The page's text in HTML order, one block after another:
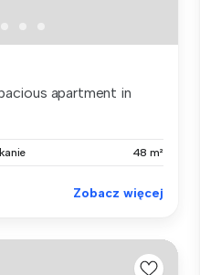
apartment in
48 m²
Zobacz więcej